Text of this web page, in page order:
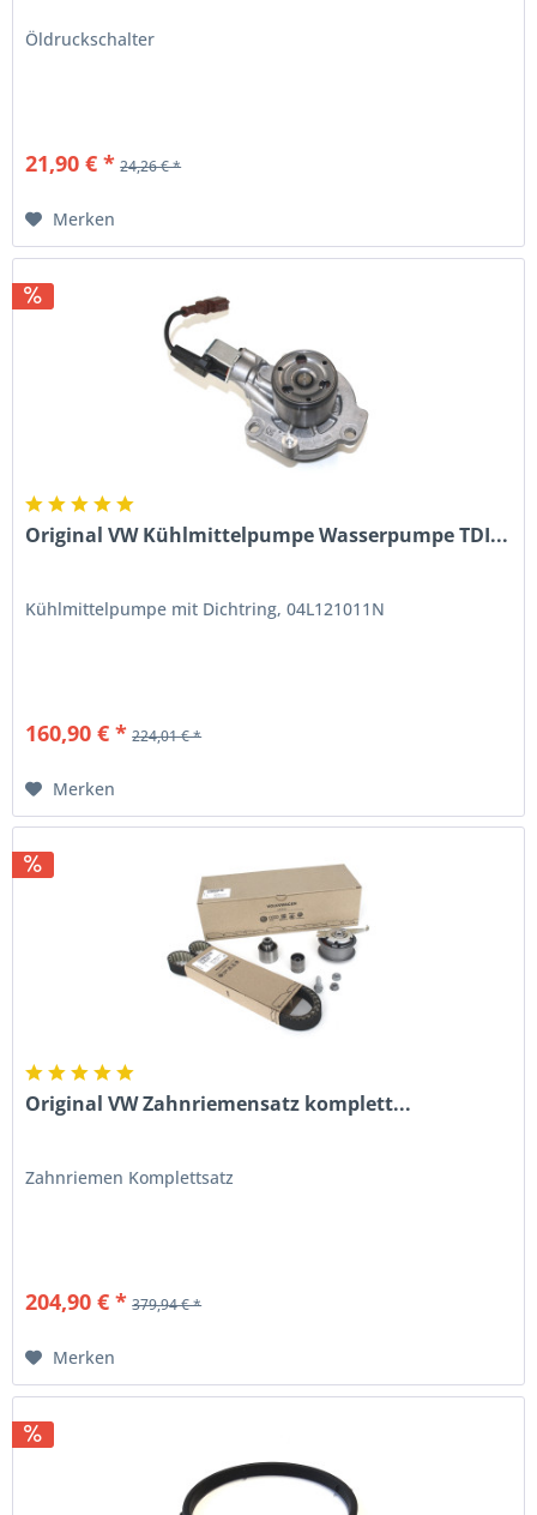
Öldruckschalter
21,90 € * 24,26 € *
Merken
Original VW Kühlmittelpumpe Wasserpumpe TDI...
Kühlmittelpumpe mit Dichtring, 04L121011N
160,90 € * 224,01 € *
Merken
Original VW Zahnriemensatz komplett...
Zahnriemen Komplettsatz
204,90 € * 379,94 € *
Merken